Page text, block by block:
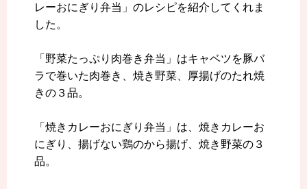
レーおにぎり弁当」のレシピを紹介してくれま
した。
「野菜たっぷり肉巻き弁当」はキャベツを豚バ
ラで巻いた肉巻き、焼き野菜、厚揚げのたれ焼
きの３品。
「焼きカレーおにぎり弁当」は、焼きカレーお
にぎり、揚げない鶏のから揚げ、焼き野菜の３
品。